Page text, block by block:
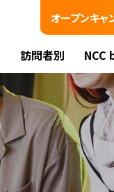
オープンキ
訪問者別 NCC